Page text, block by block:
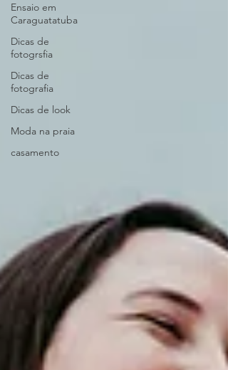
Ensaio em
Caraguatatuba
Dicas de
fotogrsfia
Dicas de
fotografia
Dicas de look
Moda na praia
casamento